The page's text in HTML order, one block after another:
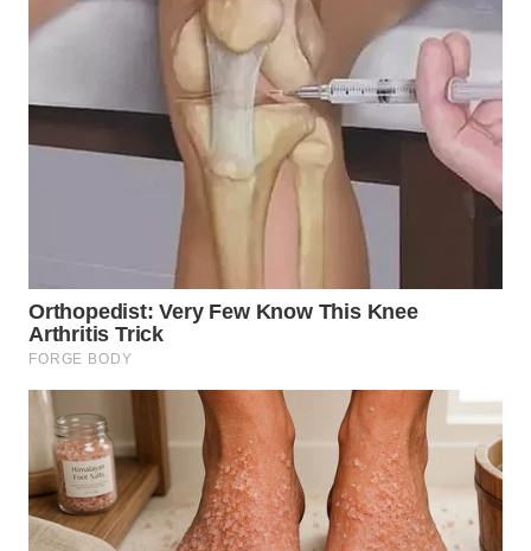
DEPOK
TAPANULI
UTARA
PADANG
LAWAS
WN
SUMEDANG
WN
CIANJUR